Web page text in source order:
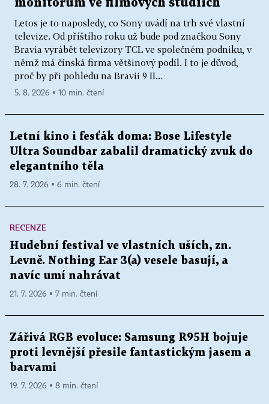
monitorům ve filmových studiích
Letos je to naposledy, co Sony uvádí na trh své vlastní
televize. Od příštího roku už bude pod značkou Sony
Bravia vyrábět televizory TCL ve společném podniku, v
němž má čínská firma většinový podíl. I to je důvod,
proč by při pohledu na Bravii 9 II...
5. 8. 2026 ▪ 10 min. čtení
Letní kino i fesťák doma: Bose Lifestyle
Ultra Soundbar zabalil dramatický zvuk do
elegantního těla
28. 7. 2026 ▪ 6 min. čtení
RECENZE
Hudební festival ve vlastních uších, zn.
Levně. Nothing Ear 3(a) vesele basují, a
navíc umí nahrávat
21. 7. 2026 ▪ 7 min. čtení
Zářivá RGB evoluce: Samsung R95H bojuje
proti levnější přesile fantastickým jasem a
barvami
19. 7. 2026 ▪ 8 min. čtení